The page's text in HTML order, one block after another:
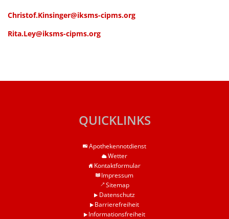
Christof.Kinsinger@iksms-cipms.org
Rita.Ley@iksms-cipms.org
QUICKLINKS
Apothekennotdienst
Wetter
Kontaktformular
Impressum
Sitemap
Datenschutz
Barrierefreiheit
Informationsfreiheit